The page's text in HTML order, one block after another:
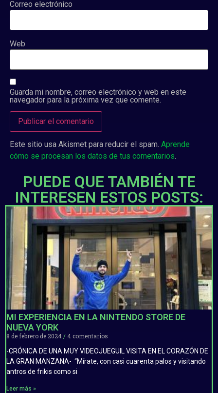
Correo electrónico
Web
Guarda mi nombre, correo electrónico y web en este
navegador para la próxima vez que comente.
Este sitio usa Akismet para reducir el spam. Aprende
cómo se procesan los datos de tus comentarios.
PUEDE QUE TAMBIÉN TE
INTERESEN ESTOS POSTS:
MI EXPERIENCIA EN LA NINTENDO STORE DE
NUEVA YORK
8 de febrero de 2024
4 comentarios
-CRÓNICA DE UNA MUY VIDEOJUEGUIL VISITA EN EL CORAZÓN DE
LA GRAN MANZANA- “Mírate, con casi cuarenta palos y visitando
antros de frikis como si
Leer más »